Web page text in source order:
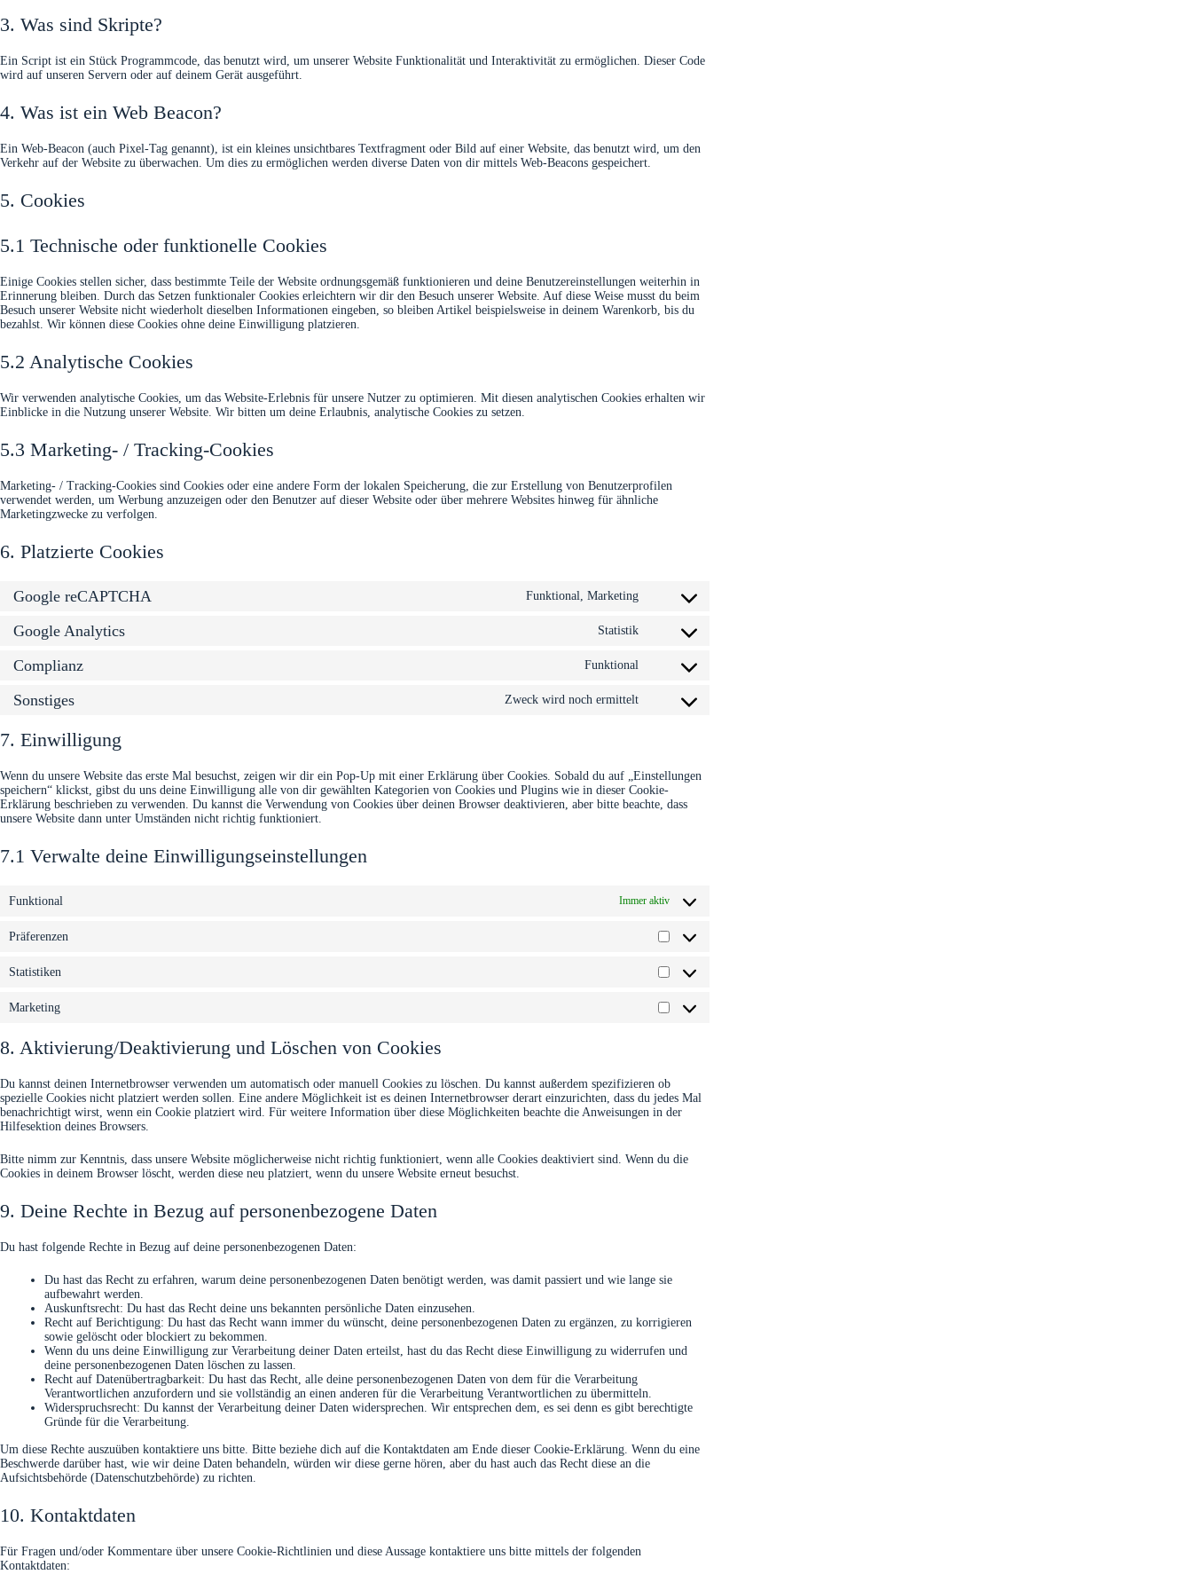
3. Was sind Skripte?
Ein Script ist ein Stück Programmcode, das benutzt wird, um unserer Website Funktionalität und Interaktivität zu ermöglichen. Dieser Code
wird auf unseren Servern oder auf deinem Gerät ausgeführt.
4. Was ist ein Web Beacon?
Ein Web-Beacon (auch Pixel-Tag genannt), ist ein kleines unsichtbares Textfragment oder Bild auf einer Website, das benutzt wird, um den
Verkehr auf der Website zu überwachen. Um dies zu ermöglichen werden diverse Daten von dir mittels Web-Beacons gespeichert.
5. Cookies
5.1 Technische oder funktionelle Cookies
Einige Cookies stellen sicher, dass bestimmte Teile der Website ordnungsgemäß funktionieren und deine Benutzereinstellungen weiterhin in
Erinnerung bleiben. Durch das Setzen funktionaler Cookies erleichtern wir dir den Besuch unserer Website. Auf diese Weise musst du beim
Besuch unserer Website nicht wiederholt dieselben Informationen eingeben, so bleiben Artikel beispielsweise in deinem Warenkorb, bis du
bezahlst. Wir können diese Cookies ohne deine Einwilligung platzieren.
5.2 Analytische Cookies
Wir verwenden analytische Cookies, um das Website-Erlebnis für unsere Nutzer zu optimieren. Mit diesen analytischen Cookies erhalten wir
Einblicke in die Nutzung unserer Website. Wir bitten um deine Erlaubnis, analytische Cookies zu setzen.
5.3 Marketing- / Tracking-Cookies
Marketing- / Tracking-Cookies sind Cookies oder eine andere Form der lokalen Speicherung, die zur Erstellung von Benutzerprofilen
verwendet werden, um Werbung anzuzeigen oder den Benutzer auf dieser Website oder über mehrere Websites hinweg für ähnliche
Marketingzwecke zu verfolgen.
6. Platzierte Cookies
Google reCAPTCHA Funktional, Marketing
Consent
service
recaptcha
Google Analytics Statistik
Consent
service
analytics
Complianz Funktional
Consent
service
Sonstiges Zweck wird noch ermittelt
Consent
7. Einwilligung
Wenn du unsere Website das erste Mal besuchst, zeigen wir dir ein Pop-Up mit einer Erklärung über Cookies. Sobald du auf „Einstellungen
speichern“ klickst, gibst du uns deine Einwilligung alle von dir gewählten Kategorien von Cookies und Plugins wie in dieser Cookie-
Erklärung beschrieben zu verwenden. Du kannst die Verwendung von Cookies über deinen Browser deaktivieren, aber bitte beachte, dass
unsere Website dann unter Umständen nicht richtig funktioniert.
7.1 Verwalte deine Einwilligungseinstellungen
Funktional Immer aktiv
Präferenzen Präferenzen
Statistiken Statistiken
Marketing Marketing
8. Aktivierung/Deaktivierung und Löschen von Cookies
Du kannst deinen Internetbrowser verwenden um automatisch oder manuell Cookies zu löschen. Du kannst außerdem spezifizieren ob
spezielle Cookies nicht platziert werden sollen. Eine andere Möglichkeit ist es deinen Internetbrowser derart einzurichten, dass du jedes Mal
benachrichtigt wirst, wenn ein Cookie platziert wird. Für weitere Information über diese Möglichkeiten beachte die Anweisungen in der
Hilfesektion deines Browsers.
Bitte nimm zur Kenntnis, dass unsere Website möglicherweise nicht richtig funktioniert, wenn alle Cookies deaktiviert sind. Wenn du die
Cookies in deinem Browser löscht, werden diese neu platziert, wenn du unsere Website erneut besuchst.
9. Deine Rechte in Bezug auf personenbezogene Daten
Du hast folgende Rechte in Bezug auf deine personenbezogenen Daten:
Du hast das Recht zu erfahren, warum deine personenbezogenen Daten benötigt werden, was damit passiert und wie lange sie
aufbewahrt werden.
Auskunftsrecht: Du hast das Recht deine uns bekannten persönliche Daten einzusehen.
Recht auf Berichtigung: Du hast das Recht wann immer du wünscht, deine personenbezogenen Daten zu ergänzen, zu korrigieren
sowie gelöscht oder blockiert zu bekommen.
Wenn du uns deine Einwilligung zur Verarbeitung deiner Daten erteilst, hast du das Recht diese Einwilligung zu widerrufen und
deine personenbezogenen Daten löschen zu lassen.
Recht auf Datenübertragbarkeit: Du hast das Recht, alle deine personenbezogenen Daten von dem für die Verarbeitung
Verantwortlichen anzufordern und sie vollständig an einen anderen für die Verarbeitung Verantwortlichen zu übermitteln.
Widerspruchsrecht: Du kannst der Verarbeitung deiner Daten widersprechen. Wir entsprechen dem, es sei denn es gibt berechtigte
Gründe für die Verarbeitung.
Um diese Rechte auszuüben kontaktiere uns bitte. Bitte beziehe dich auf die Kontaktdaten am Ende dieser Cookie-Erklärung. Wenn du eine
Beschwerde darüber hast, wie wir deine Daten behandeln, würden wir diese gerne hören, aber du hast auch das Recht diese an die
Aufsichtsbehörde (Datenschutzbehörde) zu richten.
10. Kontaktdaten
Für Fragen und/oder Kommentare über unsere Cookie-Richtlinien und diese Aussage kontaktiere uns bitte mittels der folgenden
Kontaktdaten: